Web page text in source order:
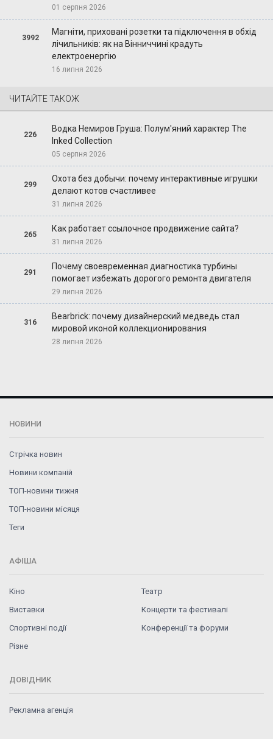
01 серпня 2026
3992
Магніти, приховані розетки та підключення в обхід
лічильників: як на Вінниччині крадуть
електроенергію
16 липня 2026
ЧИТАЙТЕ ТАКОЖ
226
Водка Немиров Груша: Полум'яний характер The
Inked Collection
05 серпня 2026
299
Охота без добычи: почему интерактивные игрушки
делают котов счастливее
31 липня 2026
265
Как работает ссылочное продвижение сайта?
31 липня 2026
291
Почему своевременная диагностика турбины
помогает избежать дорогого ремонта двигателя
29 липня 2026
316
Bearbrick: почему дизайнерский медведь стал
мировой иконой коллекционирования
28 липня 2026
НОВИНИ
Стрічка новин
Новини компаній
ТОП-новини тижня
ТОП-новини місяця
Теги
АФІША
Кіно
Театр
Виставки
Концерти та фестивалі
Спортивні події
Конференції та форуми
Різне
ДОВІДНИК
Рекламна агенція